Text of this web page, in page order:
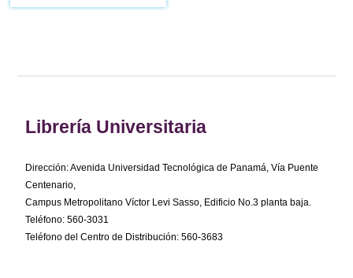
Librería Universitaria
Dirección: Avenida Universidad Tecnológica de Panamá, Vía Puente
Centenario,
Campus Metropolitano Víctor Levi Sasso, Edificio No.3 planta baja.
Teléfono: 560-3031
Teléfono del Centro de Distribución: 560-3683